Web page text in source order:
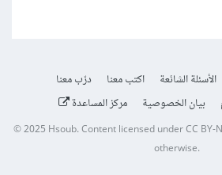
الأسئلة الشائعة اكتب معنا
درّب معنا
بيان الخصوصية مركز المساعدة
© 2025 Hsoub.Content licensed underCC BY-
otherwise.